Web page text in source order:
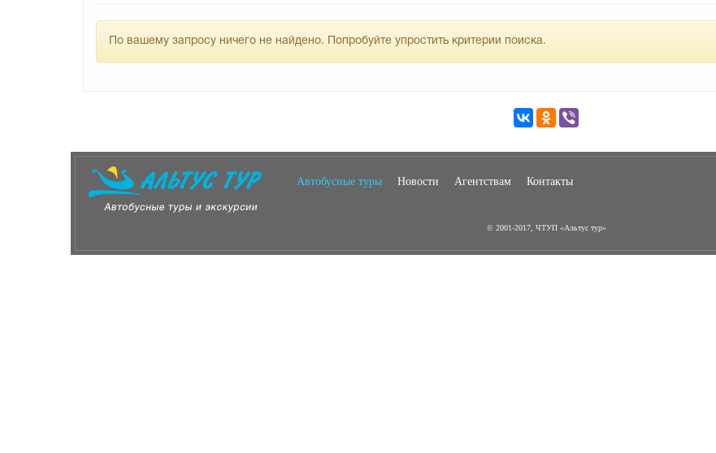
По вашему запросу ничего не найдено. Попробуйте упростить критерии поиска.
Автобусные туры Новости Агентствам Контакты
© 2001-2017, ЧТУП «Альтус тур»